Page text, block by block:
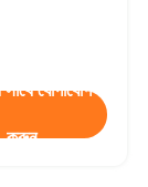
যোগাযোগ
করুন